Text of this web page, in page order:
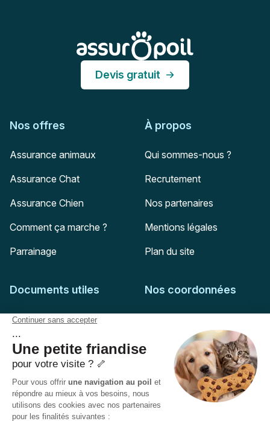
Devis gratuit
Nos offres
Assurance animaux
Assurance Chat
Assurance Chien
Comment ça marche ?
Parrainage
À propos
Qui sommes-nous ?
Recrutement
Nos partenaires
Mentions légales
Plan du site
Documents utiles
Feuille de soins
Conditions générales
Politique de confidentialité
Politique des Cookies
Accessibilité :
Nos coordonnées
51-55 rue Hoche
94767
Ivry-sur-Seine
Pas encore client ?
Mail :
adhesion@assuropoil.com
Tel :
01 77 94 89 02